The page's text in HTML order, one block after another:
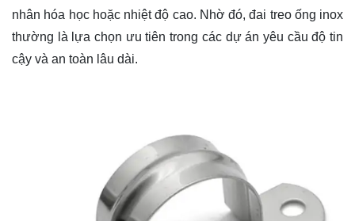
nhân hóa học hoặc nhiệt độ cao. Nhờ đó, đai treo ống inox
thường là lựa chọn ưu tiên trong các dự án yêu cầu độ tin
cậy và an toàn lâu dài.